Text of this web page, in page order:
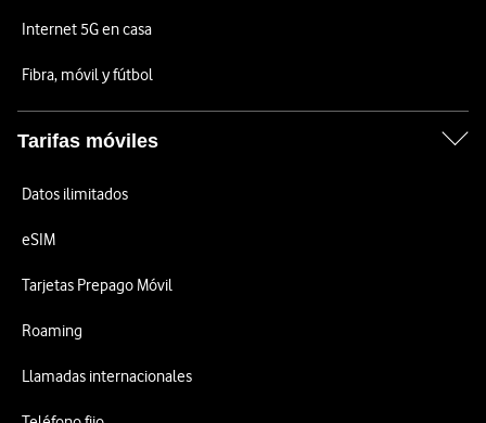
Internet 5G en casa
Fibra, móvil y fútbol
Tarifas móviles
Datos ilimitados
eSIM
Tarjetas Prepago Móvil
Roaming
Llamadas internacionales